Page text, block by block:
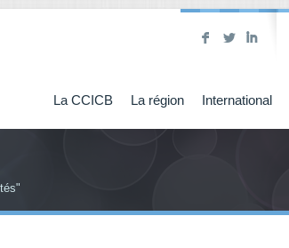
F L I
La CCICB La région International